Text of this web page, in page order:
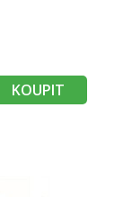
KOUPIT